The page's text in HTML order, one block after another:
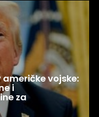
vojske:
i
za